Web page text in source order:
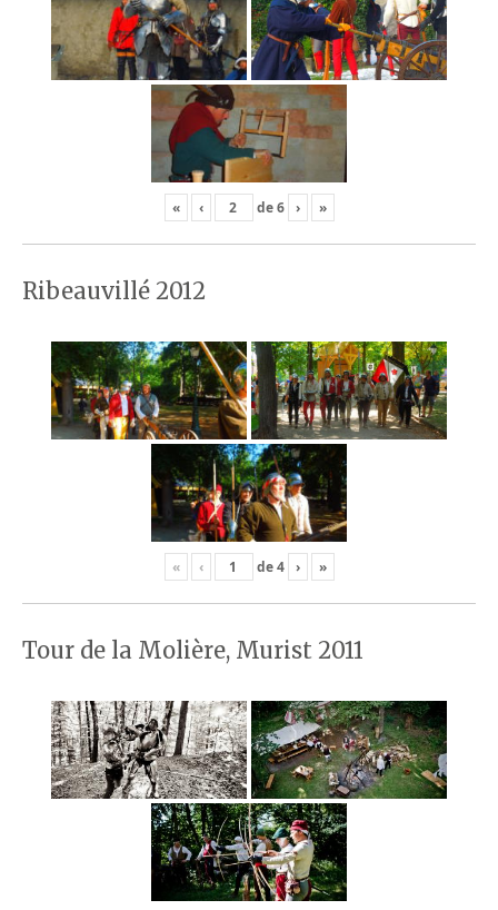
« ‹ de6 › »
Ribeauvillé 2012
« ‹ de4 › »
Tour de la Molière, Murist 2011